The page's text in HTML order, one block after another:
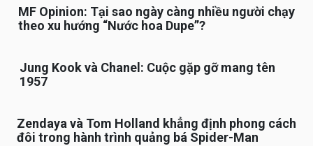
MF Opinion: Tại sao ngày càng nhiều người chạy
theo xu hướng “Nước hoa Dupe”?
Jung Kook và Chanel: Cuộc gặp gỡ mang tên
1957
Zendaya và Tom Holland khẳng định phong cách
đôi trong hành trình quảng bá Spider-Man